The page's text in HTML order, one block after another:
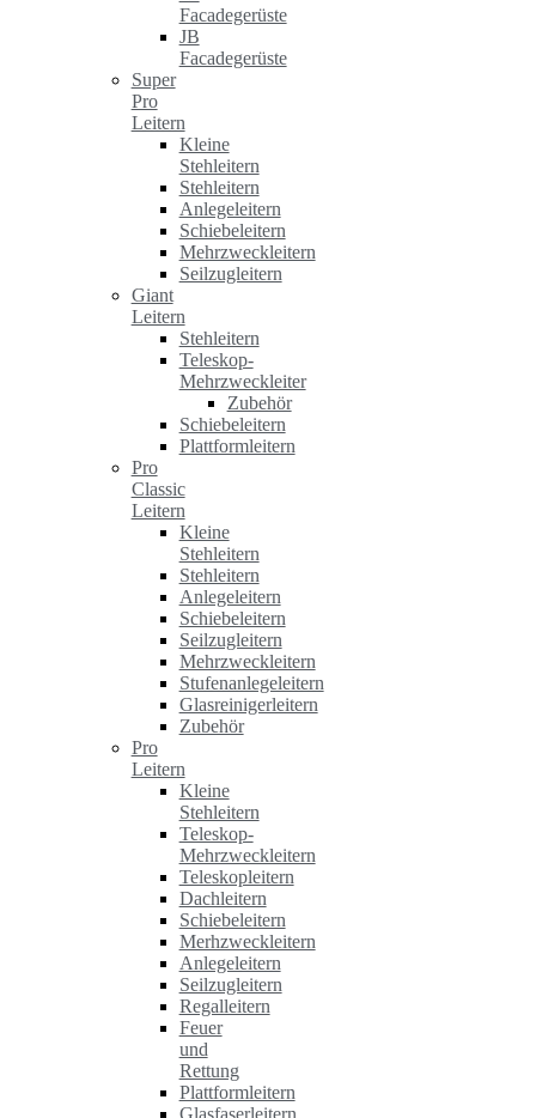
Facadegerüste
JB
Facadegerüste
Super
Pro
Leitern
Kleine
Stehleitern
Stehleitern
Anlegeleitern
Schiebeleitern
Mehrzweckleitern
Seilzugleitern
Giant
Leitern
Stehleitern
Teleskop-
Mehrzweckleiter
Zubehör
Schiebeleitern
Plattformleitern
Pro
Classic
Leitern
Kleine
Stehleitern
Stehleitern
Anlegeleitern
Schiebeleitern
Seilzugleitern
Mehrzweckleitern
Stufenanlegeleitern
Glasreinigerleitern
Zubehör
Pro
Leitern
Kleine
Stehleitern
Teleskop-
Mehrzweckleitern
Teleskopleitern
Dachleitern
Schiebeleitern
Merhzweckleitern
Anlegeleitern
Seilzugleitern
Regalleitern
Feuer
und
Rettung
Plattformleitern
Glasfaserleitern